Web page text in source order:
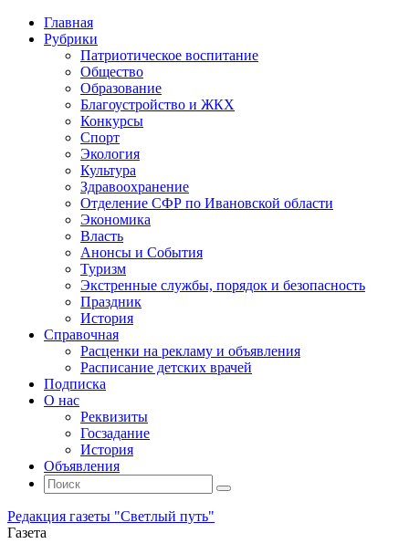
Главная
Рубрики
Патриотическое воспитание
Общество
Образование
Благоустройство и ЖКХ
Конкурсы
Спорт
Экология
Культура
Здравоохранение
Отделение СФР по Ивановской области
Экономика
Власть
Анонсы и События
Туризм
Экстренные службы, порядок и безопасность
Праздник
История
Справочная
Расценки на рекламу и объявления
Расписание детских врачей
Подписка
О нас
Реквизиты
Госзадание
История
Объявления
Поиск
Искать:
Поиск
Редакция газеты "Светлый путь"
Газета